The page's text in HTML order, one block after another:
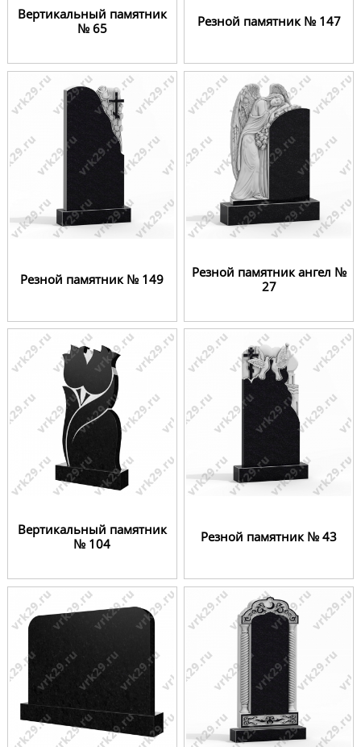
Вертикальный памятник
№ 65
Резной памятник № 147
Резной памятник № 149
Резной памятник ангел №
27
Вертикальный памятник
№ 104
Резной памятник № 43